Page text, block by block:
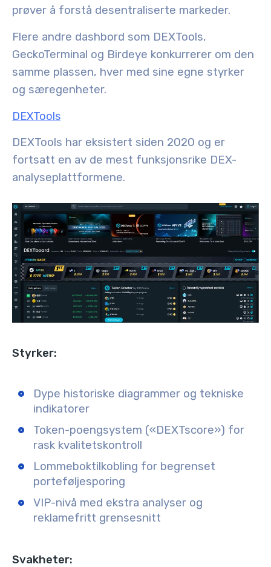
prøver å forstå desentraliserte markeder.
Flere andre dashbord som DEXTools,
GeckoTerminal og Birdeye konkurrerer om den
samme plassen, hver med sine egne styrker
og særegenheter.
DEXTools
DEXTools har eksistert siden 2020 og er
fortsatt en av de mest funksjonsrike DEX-
analyseplattformene.
Styrker:
Dype historiske diagrammer og tekniske
indikatorer
Token-poengsystem («DEXTscore») for
rask kvalitetskontroll
Lommeboktilkobling for begrenset
porteføljesporing
VIP-nivå med ekstra analyser og
reklamefritt grensesnitt
Svakheter: